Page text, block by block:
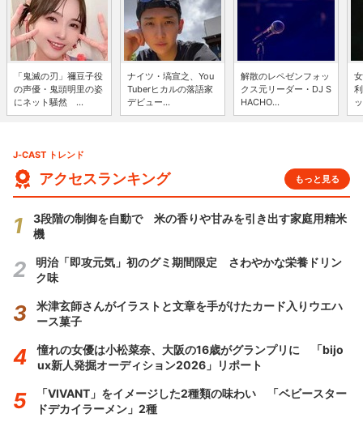
「鬼滅の刃」禰豆子役
の声優・鬼頭明里の姿
にネット騒然 ...
ナイツ・塙宣之、You
Tuberヒカルの落語家
デビュー...
解散のレペゼンフォッ
クス元リーダー・DJ S
HACHO...
J-CAST トレンド
アクセスランキング もっと見る
3段階の制御を自動で 米の香りや甘みを引き出す家庭用精米
機
明治「即攻元気」初のグミ期間限定 さわやかな栄養ドリン
ク味
米津玄師さんがイラストと文章を手がけたカード入りウエハ
ース菓子
憧れの女優は小松菜奈、大阪の16歳がグランプリに 「bijo
ux新人発掘オーディション2026」リポート
「VIVANT」をイメージした2種類の味わい 「ベビースター
ドデカイラーメン」2種